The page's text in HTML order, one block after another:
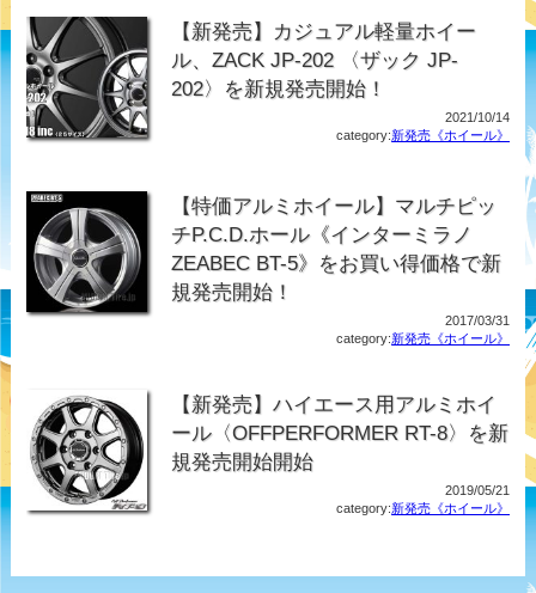
【新発売】カジュアル軽量ホイー
ル、ZACK JP-202 〈ザック JP-
202〉を新規発売開始！
2021/10/14
category:新発売《ホイール》
【特価アルミホイール】マルチピッ
チP.C.D.ホール《インターミラノ
ZEABEC BT-5》をお買い得価格で新
規発売開始！
2017/03/31
category:新発売《ホイール》
【新発売】ハイエース用アルミホイ
ール〈OFFPERFORMER RT-8〉を新
規発売開始開始
2019/05/21
category:新発売《ホイール》